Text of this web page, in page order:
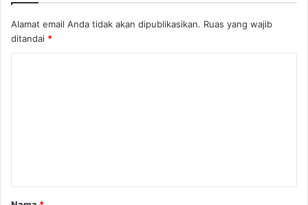
Alamat email Anda tidak akan dipublikasikan. Ruas yang wajib
ditandai *
a